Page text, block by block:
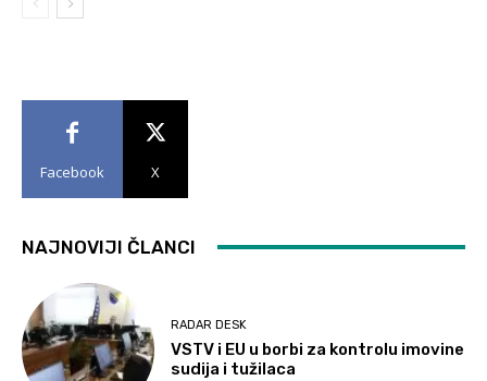
Facebook X
NAJNOVIJI ČLANCI
RADAR DESK
VSTV i EU u borbi za kontrolu imovine
sudija i tužilaca